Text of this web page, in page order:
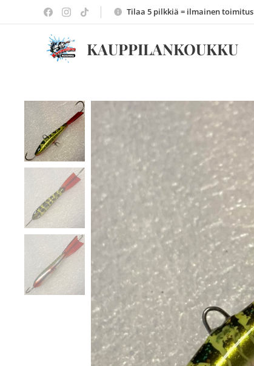
Tilaa 5 pilkkiä = ilmainen toimitus
KAUPPILANKOUKKU